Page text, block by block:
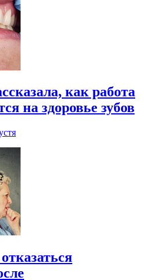
как работа
на здоровье зубов